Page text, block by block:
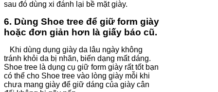
sau đó dùng xi đánh lại bề mặt giày.
6. Dùng Shoe tree để giữ form giày
hoặc đơn giản hơn là giấy báo cũ.
Khi dùng dụng giày da lâu ngày không
tránh khỏi da bị nhăn, biến dạng mất dáng.
Shoe tree là dụng cụ giữ form giày rất tốt bạn
có thể cho Shoe tree vào lòng giày mỗi khi
chưa mang giày để giữ dáng của giày cân